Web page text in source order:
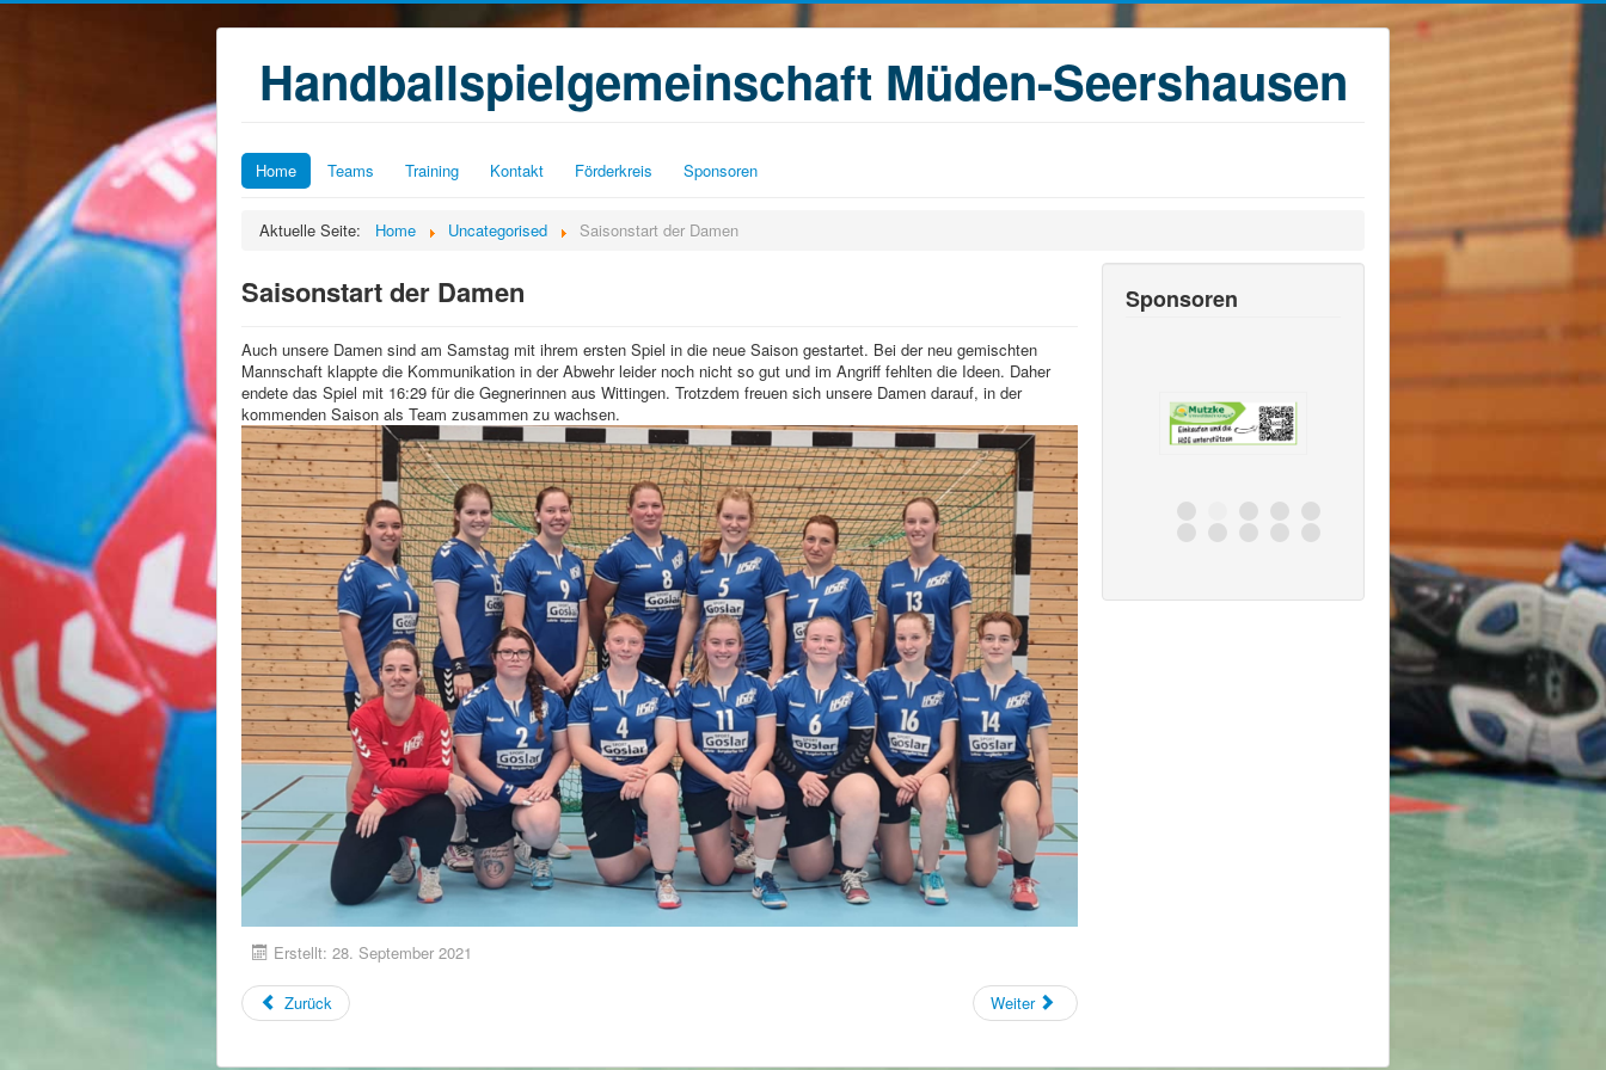
Handballspielgemeinschaft Müden-Seershausen
Home Teams Training Kontakt Förderkreis Sponsoren
Aktuelle Seite: Home Uncategorised Saisonstart der Damen
Saisonstart der Damen
Auch unsere Damen sind am Samstag mit ihrem ersten Spiel in die neue Saison gestartet. Bei der neu gemischten
Mannschaft klappte die Kommunikation in der Abwehr leider noch nicht so gut und im Angriff fehlten die Ideen. Daher
endete das Spiel mit 16:29 für die Gegnerinnen aus Wittingen. Trotzdem freuen sich unsere Damen darauf, in der
kommenden Saison als Team zusammen zu wachsen.
Erstellt: 28. September 2021
Zurück Weiter
Sponsoren